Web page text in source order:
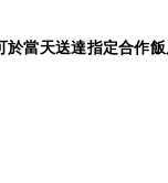
當天送達指定合作